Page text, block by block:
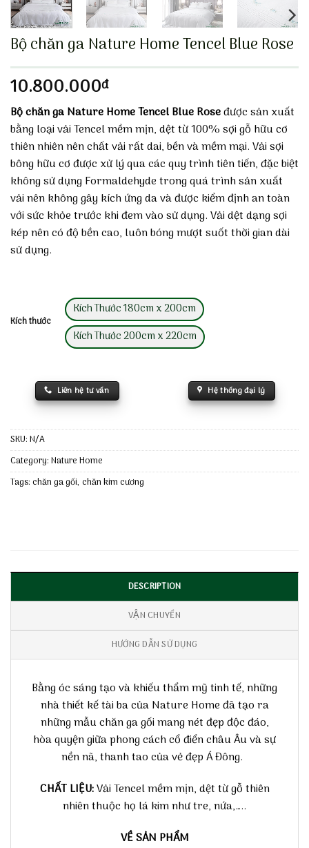
Bộ chăn ga Nature Home Tencel Blue Rose
10.800.000đ
Bộ chăn ga Nature Home Tencel Blue Roseđược sản xuất
bằng loại vải Tencel mềm mịn, dệt từ 100% sợi gỗ hữu cơ
thiên nhiên nên chất vải rất dai, bền và mềm mại. Vải sợi
bông hữu cơ được xử lý qua các quy trình tiên tiến, đặc biệt
không sử dụng Formaldehyde trong quá trình sản xuất
vải nên không gây kích ứng da và được kiểm định an toàn
với sức khỏe trước khi đem vào sử dụng. Vải dệt dạng sợi
kép nên có độ bền cao, luôn bóng mượt suốt thời gian dài
sử dụng.
Kích thước
Kích Thước 180cm x 200cm
Kích Thước 200cm x 220cm
Liên hệ tư vấn Hệ thống đại lý
SKU:N/A
Category:Nature Home
Tags:chăn ga gối, chăn kim cương
DESCRIPTION
VẬN CHUYỂN
HƯỚNG DẪN SỬ DỤNG
Bằng óc sáng tạo và khiếu thẩm mỹ tinh tế, những
nhà thiết kế tài ba của Nature Home đã tạo ra
những mẫu chăn ga gối mang nét đẹp độc đáo,
hòa quyện giữa phong cách cổ điển châu Âu và sự
nền nã, thanh tao của vẻ đẹp Á Đông.
CHẤT LIỆU:Vải Tencel mềm mịn, dệt từ gỗ thiên
nhiên thuộc họ lá kim như tre, nứa,…..
VỀ SẢN PHẨM